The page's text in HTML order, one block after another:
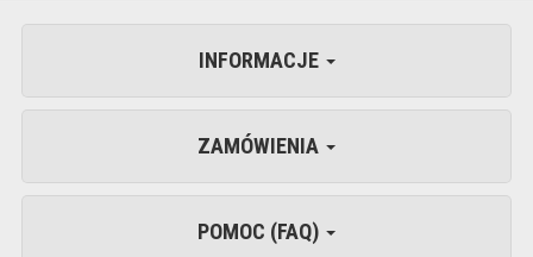
INFORMACJE
ZAMÓWIENIA
POMOC (FAQ)